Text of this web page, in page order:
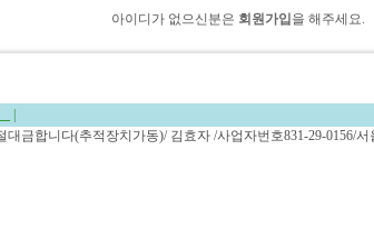
아이디가 없으신분은 회원가입 을 해주세요.
금합니다(추적장치가동)/ 김효자 /사업자번호831-29-0156/